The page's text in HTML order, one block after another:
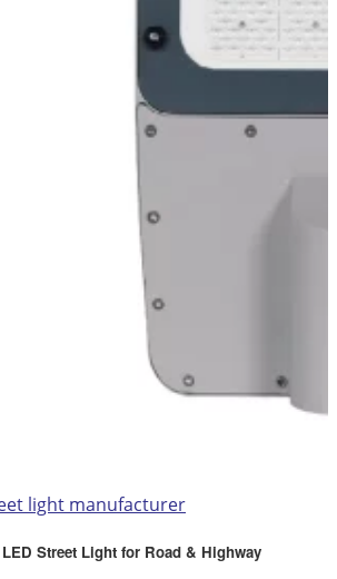
light manufacturer
Street Light for Road & Highway